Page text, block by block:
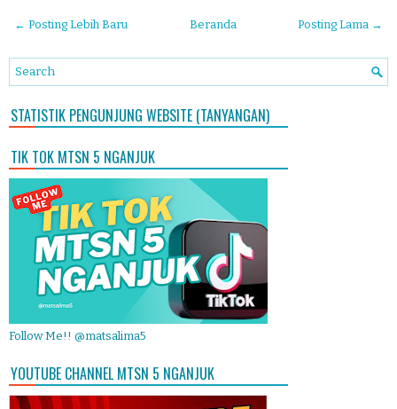
← Posting Lebih Baru Posting Lama →
Beranda
STATISTIK PENGUNJUNG WEBSITE (TANYANGAN)
TIK TOK MTSN 5 NGANJUK
Follow Me!! @matsalima5
YOUTUBE CHANNEL MTSN 5 NGANJUK